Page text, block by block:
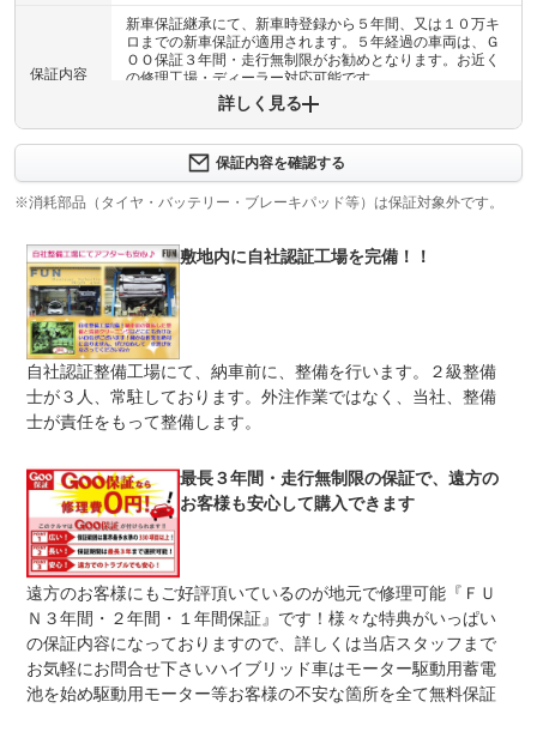
保証内容
新車保証継承にて、新車時登録から５年間、又は１０万キ
ロまでの新車保証が適用されます。５年経過の車両は、Ｇ
ＯＯ保証３年間・走行無制限がお勧めとなります。お近く
の修理工場・ディーラー対応可能です。
上限金額 -
免責金 無し
保証修理
受付先
-
法定整備
整備付 法定12ヶ月または法定24ヶ月点検整備付
※車検なし・車検整備付の場合は法定24ヶ月点検整備付
法定整備
について
納車前点検、法定整備２４ヶ月点検、油脂類交換、消耗品
点検及び交換の上、納車させていただきます。点検記録簿
発行させていただきます
詳しく見る
保証内容を確認する
※消耗部品（タイヤ・バッテリー・ブレーキパッド等）は保証対象外です。
敷地内に自社認証工場を完備！！
自社認証整備工場にて、納車前に、整備を行います。２級整備
士が３人、常駐しております。外注作業ではなく、当社、整備
士が責任をもって整備します。
最長３年間・走行無制限の保証で、遠方の
お客様も安心して購入できます
遠方のお客様にもご好評頂いているのが地元で修理可能『ＦＵ
Ｎ３年間・２年間・１年間保証』です！様々な特典がいっぱい
の保証内容になっておりますので、詳しくは当店スタッフまで
お気軽にお問合せ下さいハイブリッド車はモーター駆動用蓄電
池を始め駆動用モーター等お客様の不安な箇所を全て無料保証